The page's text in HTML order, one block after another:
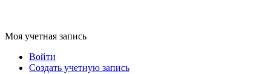
Моя учетная запись
Войти
Создать учетную запись